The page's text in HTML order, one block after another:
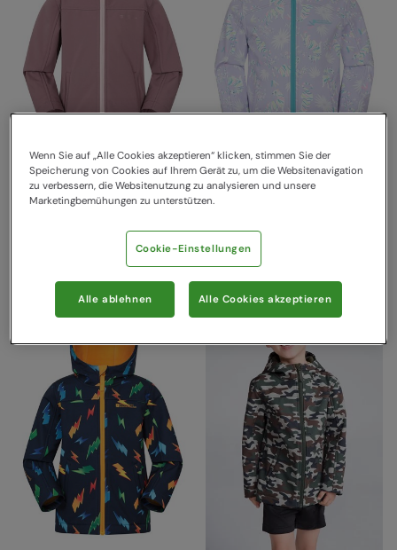
Arctic Softshelljacke mit
Borgfutter für Kinder Rosa
Mountain Warehouse
%
Exodus II Bedruckte
Kinder-Softshelljacke
Grauweiß
Mountain Warehouse
32,99 €
19,99 €
Wenn Sie auf „Alle Cookies akzeptieren“ klicken, stimmen Sie der
Speicherung von Cookies auf Ihrem Gerät zu, um die Websitenavigation
zu verbessern, die Websitenutzung zu analysieren und unsere
Marketingbemühungen zu unterstützen.
Cookie-Einstellungen
Alle ablehnen Alle Cookies akzeptieren